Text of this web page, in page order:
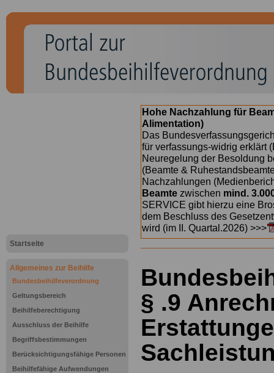
Startseite
Allgemeines zur Beihilfe
Bundesbeihilfeverordnung
Geltungsbereich
Beihilfeberechtigung
Ausschluss der Beihilfe
Begriffsbestimmungen
Berücksichtigungsfähige Personen
Beihilfefähige Aufwendungen
Hohe Nachzahlung für
Alimentation)
Das
für verfassungs-widrig erklärt
Neuregelung der Besoldung
(Beamte &
Nachzahlungen
Beamte zwischen mind.
SERVICE gibt hierzu eine
dem Beschluss des
wird (im II. Quartal.2026) >>>
§ .9